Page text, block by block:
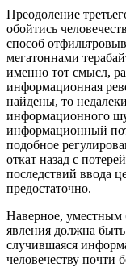
Преодоление
обойтись
способ
мегатоннами
именно тот смысл,
информационная
найдены, то
информационного
информационный
подобное
откат назад с
последствий ввода
предостаточно.
Наверное, уместным
явления должна
случившаяся
человечеству почти